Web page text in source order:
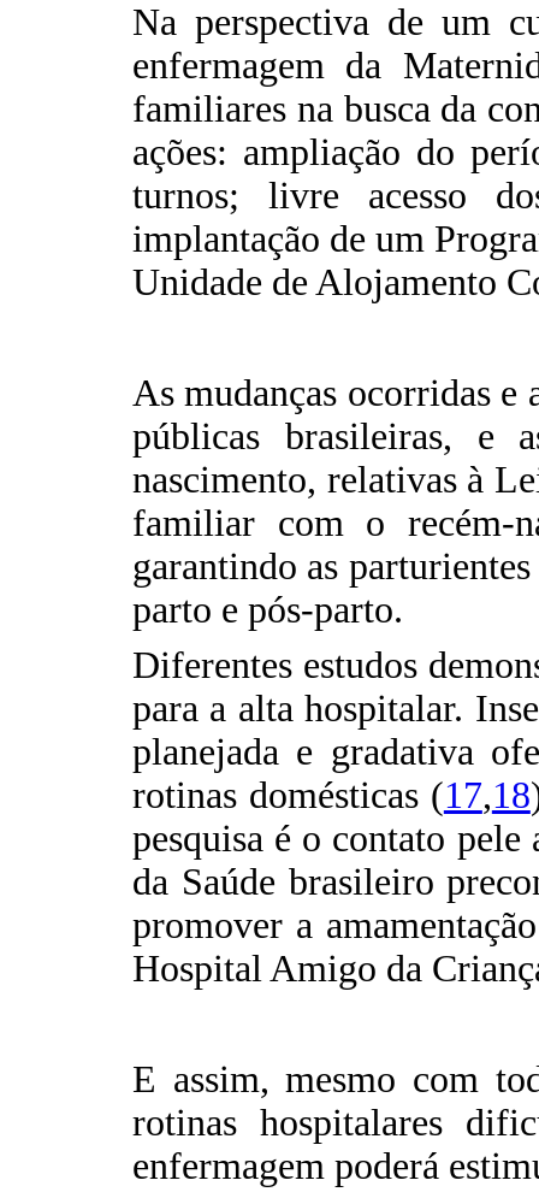
Na perspectiva de um
enfermagem da
familiares na busca da
ações: ampliação do
turnos; livre acesso
implantação de um
Unidade de Alojamento
As mudanças ocorridas e
públicas brasileiras, e
nascimento, relativas à
familiar com o recém-
garantindo as
parto e pós-parto.
Diferentes estudos
para a alta hospitalar.
planejada e gradativa
rotinas domésticas (17,18
pesquisa é o contato
da Saúde brasileiro
promover a
Hospital Amigo da
E assim, mesmo com
rotinas hospitalares
enfermagem poderá